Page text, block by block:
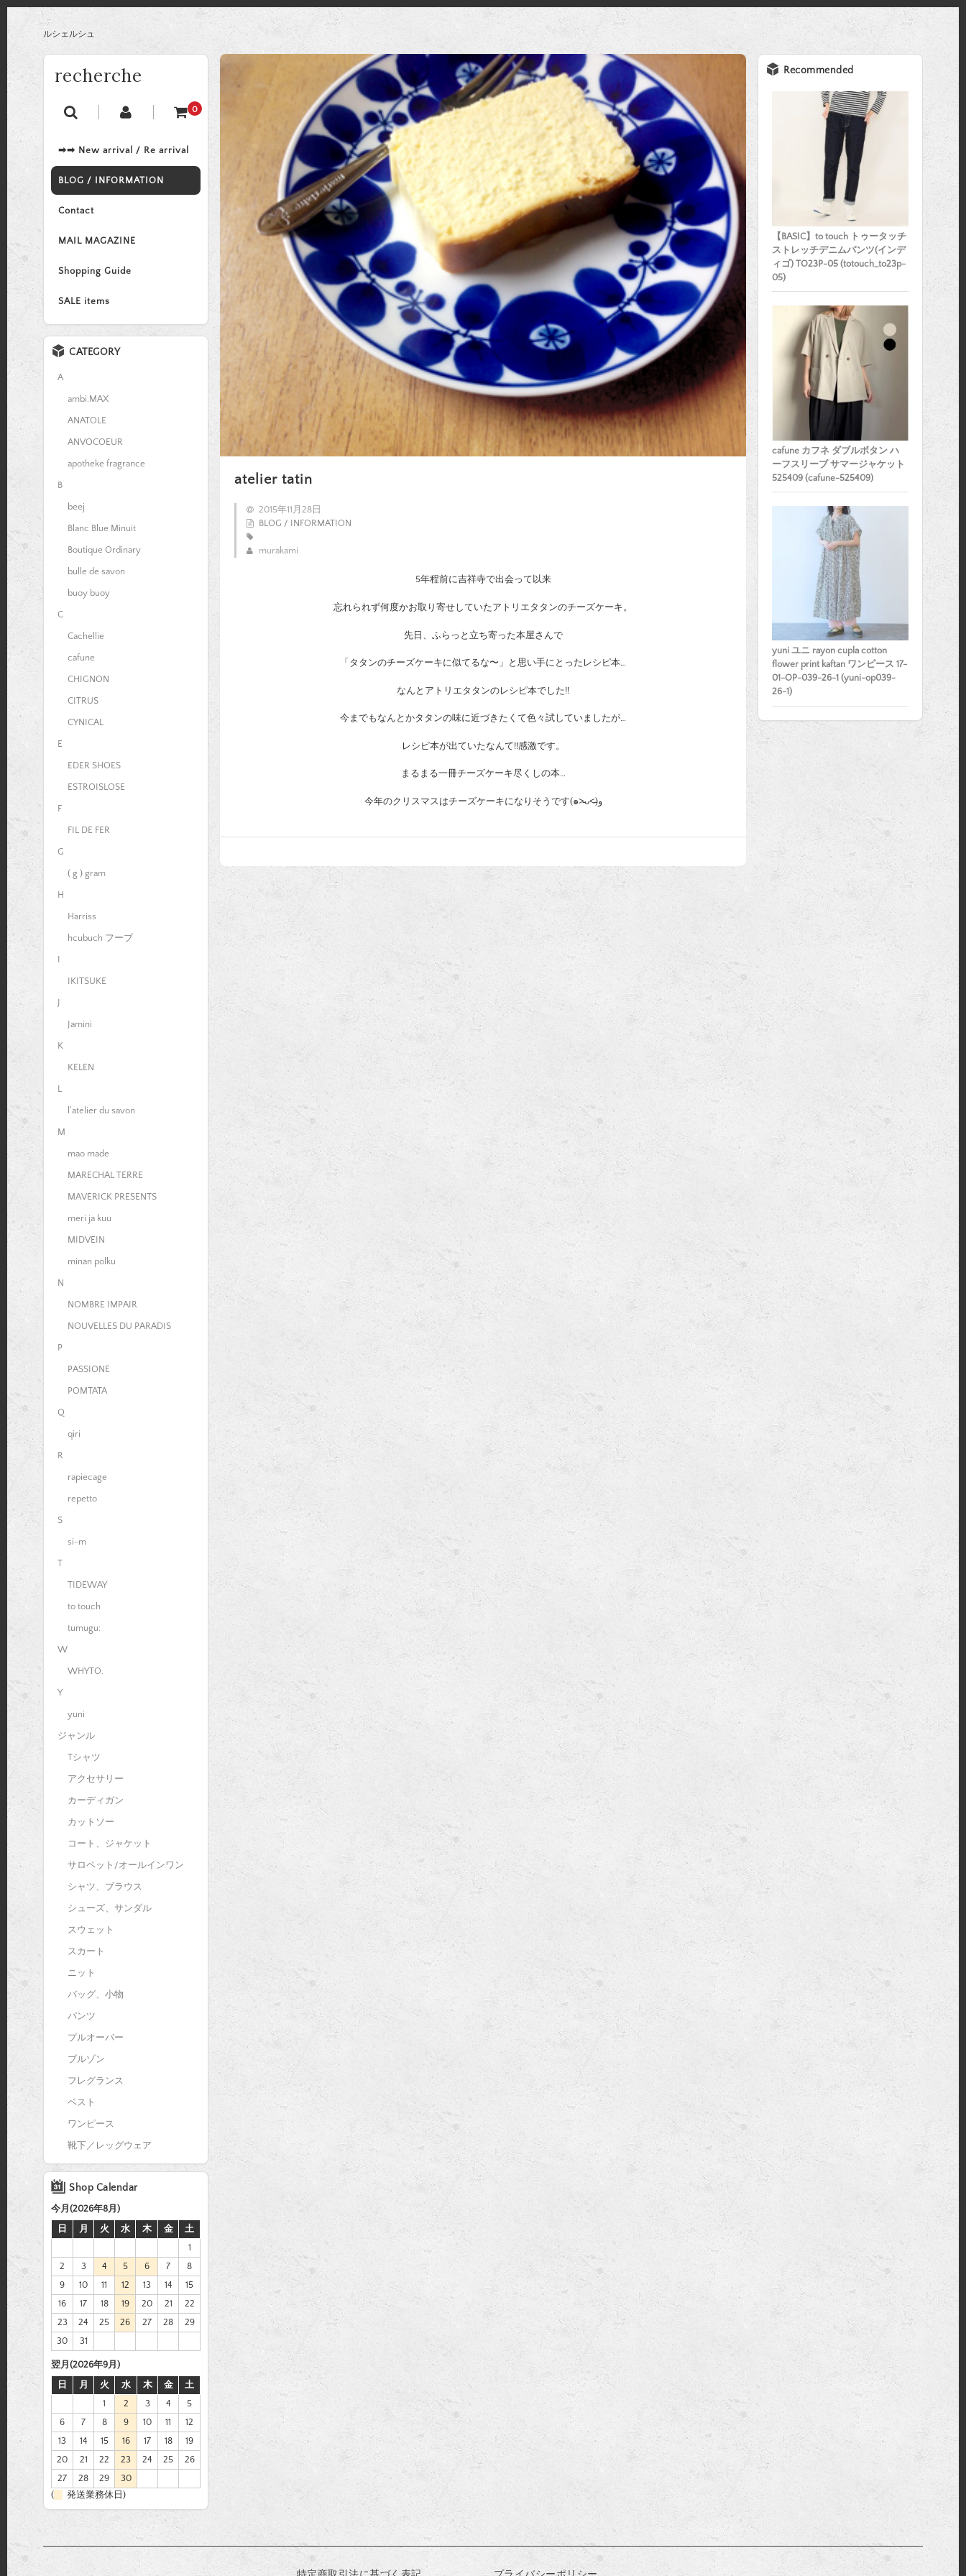
ルシェルシュ
recherche
0
➡➡ New arrival / Re arrival
BLOG / INFORMATION
Contact
MAIL MAGAZINE
Shopping Guide
SALE items
atelier tatin
2015年11月28日
BLOG / INFORMATION
murakami
5年程前に吉祥寺で出会って以来
忘れられず何度かお取り寄せしていたアトリエタタンのチーズケーキ。
先日、ふらっと立ち寄った本屋さんで
「タタンのチーズケーキに似てるな〜」と思い手にとったレシピ本…
なんとアトリエタタンのレシピ本でした!!
今までもなんとかタタンの味に近づきたくて色々試していましたが…
レシピ本が出ていたなんて!!感激です。
まるまる一冊チーズケーキ尽くしの本…
今年のクリスマスはチーズケーキになりそうです(๑˃̵ᴗ˂̵)و
Recommended
【BASIC】to touch トゥータッチ
ストレッチデニムパンツ(インデ
ィゴ) TO23P-05 (totouch_to23p-
05)
cafune カフネ ダブルボタン ハ
ーフスリーブ サマージャケット
525409 (cafune-525409)
yuni ユニ rayon cupla cotton
flower print kaftan ワンピース 17-
01-OP-039-26-1 (yuni-op039-
26-1)
CATEGORY
A
ambi.MAX
ANATOLE
ANVOCOEUR
apotheke fragrance
B
beej
Blanc Blue Minuit
Boutique Ordinary
bulle de savon
buoy buoy
C
Cachellie
cafune
CHIGNON
CITRUS
CYNICAL
E
EDER SHOES
ESTROISLOSE
F
FIL DE FER
G
( g ) gram
H
Harriss
hcubuch フーブ
IKITSUKE
Jamini
K
KELEN
L
l'atelier du savon
M
mao made
MARECHAL TERRE
MAVERICK PRESENTS
meri ja kuu
MIDVEIN
minan polku
N
NOMBRE IMPAIR
NOUVELLES DU PARADIS
P
PASSIONE
POMTATA
Q
qiri
R
rapiecage
repetto
S
si-m
T
TIDEWAY
to touch
tumugu:
W
WHYTO.
Y
yuni
ジャンル
Tシャツ
アクセサリー
カーディガン
カットソー
コート、ジャケット
サロペット/オールインワン
シャツ、ブラウス
シューズ、サンダル
スウェット
スカート
ニット
バッグ、小物
パンツ
プルオーバー
ブルゾン
フレグランス
ベスト
ワンピース
靴下／レッグウェア
Shop Calendar
今月(2026年8月)
日
月 火 水 木 金
土
1
2
3 4 5 6 7
8
9
10 11 12 13 14
15
16
17 18 19 20 21
22
23
24 25 26 27 28
29
30
31
翌月(2026年9月)
日
月 火 水 木 金
土
1
2 3 4
5
6
7 8 9 10 11
12
13
14 15 16 17 18
19
20
21 22 23 24 25
26
27
28 29
30
(
発送業務休日)